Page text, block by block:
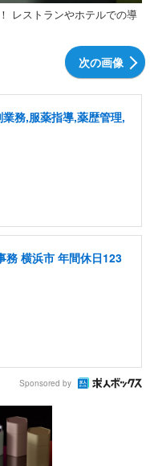
レストランやホテルでの導
次の画像
務,服薬指導,薬歴管理,
務 横浜市 年間休日123
Sponsored by